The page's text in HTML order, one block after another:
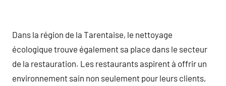
Dans la région de la Tarentaise, le nettoyage
écologique trouve également sa place dans le secteur
de la restauration. Les restaurants aspirent à offrir un
environnement sain non seulement pour leurs clients,